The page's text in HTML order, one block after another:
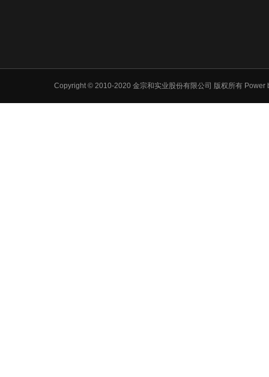
Copyright © 2010-2020 金宗和实业股份有限公司 版权所有 Power